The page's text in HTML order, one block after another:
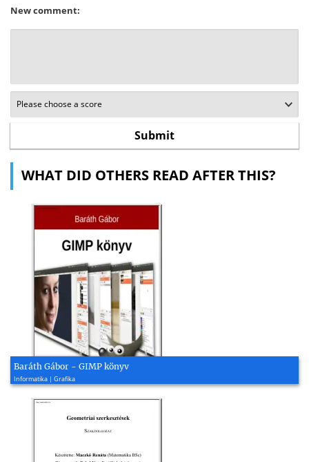
New comment:
WHAT DID OTHERS READ AFTER THIS?
Baráth Gábor - GIMP könyv
Informatika | Grafika